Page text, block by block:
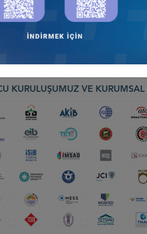
İş Konseyi
TOPLANTISI, 19 EKİM 2020,
İş Konseyi
KURULUŞUMUZ VE